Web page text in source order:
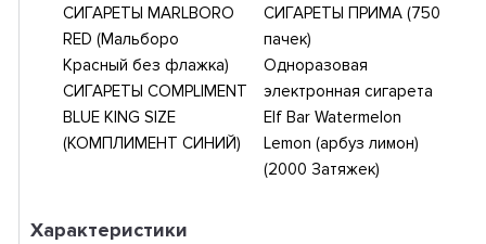
СИГАРЕТЫ MARLBORO
RED (Мальборо
Красный без флажка)
СИГАРЕТЫ COMPLIMENT
BLUE KING SIZE
(КОМПЛИМЕНТ СИНИЙ)
СИГАРЕТЫ ПРИМА (750
пачек)
Одноразовая
электронная сигарета
Elf Bar Watermelon
Lemon (арбуз лимон)
(2000 Затяжек)
Характеристики